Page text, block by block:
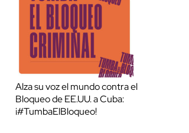
Alza su voz el mundo contra el
Bloqueo de EE.UU. a Cuba:
¡#TumbaElBloqueo!